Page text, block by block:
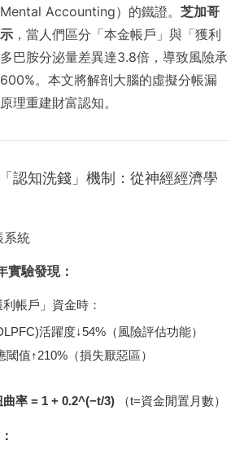
Accounting）的鐵證。 芝加哥
，當人們區分「本金帳戶」與「獲利
巴胺分泌量差異達3.8倍，導致風險承
。本文將解剖大腦的虛擬分帳漏
理重建財富認知。
認知洗錢」機制：從神經經濟學
系統
驗發現：
帳戶」資金時：
活躍度↓54%（風險評估功能）
閾值↑210%（損失厭惡區）
率 = 1 + 0.2^(−t/3) （t=資金閒置月數）